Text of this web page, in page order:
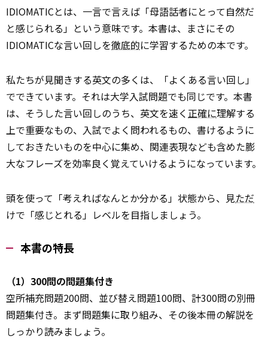
IDIOMATICとは、一言で言えば「母語話者にとって自然だ
と感じられる」という意味です。本書は、まさにその
IDIOMATICな言い回しを徹底的に学習するための本です。
私たちが見聞きする英文の多くは、「よくある言い回し」
でできています。それは大学入試問題でも同じです。本書
は、そうした言い回しのうち、英文を速く正確に理解する
上で重要なもの、入試でよく問われるもの、書けるように
しておきたいものを中心に集め、関連表現なども含めた膨
大なフレーズを効率良く覚えていけるようになっています。
頭を使って「考えればなんとか分かる」状態から、見ただ
けで「感じとれる」レベルを目指しましょう。
本書の特長
（1）300問の問題集付き
空所補充問題200問、並び替え問題100問、計300問の別冊
問題集付き。まず問題集に取り組み、その後本冊の解説を
しっかり読みましょう。